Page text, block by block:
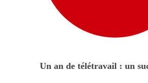
Un an de télétravail : un